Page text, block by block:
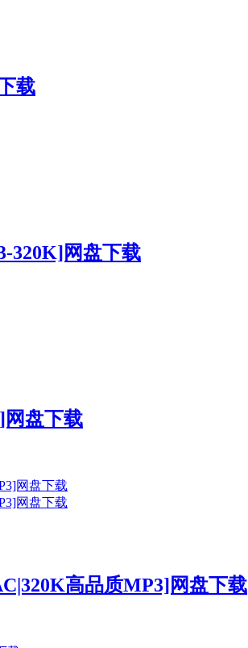
载
320K]网盘下载
盘下载
高品质MP3]网盘下载